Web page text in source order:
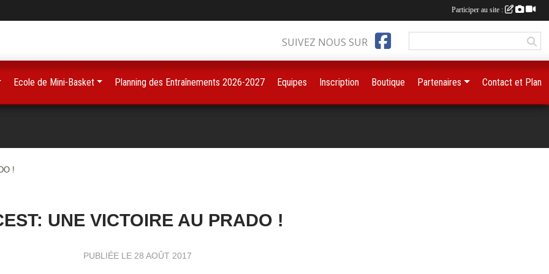
!
UNE VICTOIRE AU PRADO !
PUBLIÉE LE 28 AOÛT 2017
SUIVEZ NOUS SUR
Ecole de Mini-Basket Planning des Entraînements 2026-2027 Equipes Inscription Boutique Partenaires Contact et Plan
Participer au site :